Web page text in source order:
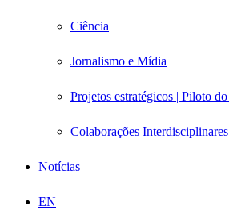
Ciência
Jornalismo e Mídia
Projetos estratégicos | Piloto
Colaborações Interdisciplinares
Notícias
EN